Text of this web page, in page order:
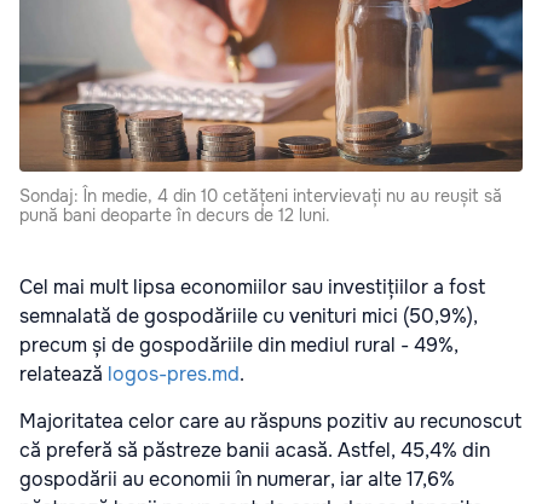
Sondaj: În medie, 4 din 10 cetățeni intervievați nu au reușit să
pună bani deoparte în decurs de 12 luni.
Cel mai mult lipsa economiilor sau investițiilor a fost
semnalată de gospodăriile cu venituri mici (50,9%),
precum și de gospodăriile din mediul rural - 49%,
relatează logos-pres.md.
Majoritatea celor care au răspuns pozitiv au recunoscut
că preferă să păstreze banii acasă. Astfel, 45,4% din
gospodării au economii în numerar, iar alte 17,6%